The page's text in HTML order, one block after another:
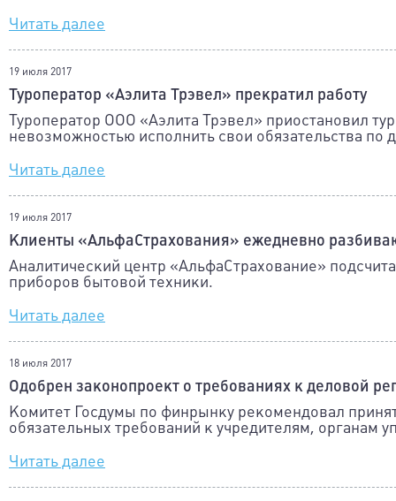
Читать далее
19 июля 2017
Туроператор «Аэлита Трэвел» прекратил работу
Туроператор ООО «Аэлита Трэвел» приостановил
невозможностью исполнить свои обязательства
Читать далее
19 июля 2017
Клиенты «АльфаСтрахования» ежедневно
Аналитический центр «АльфаСтрахование»
приборов бытовой техники.
Читать далее
18 июля 2017
Одобрен законопроект о требованиях к деловой
Комитет Госдумы по финрынку рекомендовал
обязательных требований к учредителям,
Читать далее